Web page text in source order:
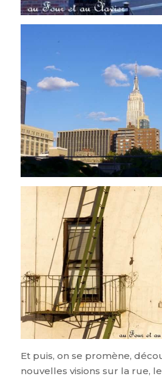
Et puis, on se promène,
nouvelles visions sur la rue,